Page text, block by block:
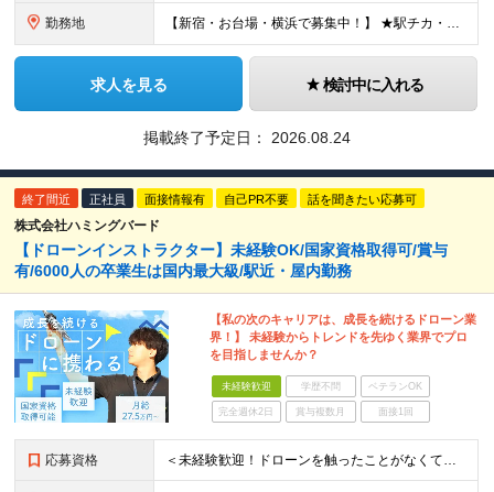
勤務地 【新宿・お台場・横浜で募集中！】 ★駅チカ・アクセス良好・屋内勤務★ 【お台場本校】 東京都港区台場1-7-1 アクアシティお台場3F 【新宿校】 東京都新宿区新宿5-16-4 新宿マルイ メン6
求人を見る 検討中に入れる
掲載終了予定日： 2026.08.24
終了間近 正社員 面接情報有 自己PR不要 話を聞きたい応募可
株式会社ハミングバード
【ドローンインストラクター】未経験OK/国家資格取得可/賞与
有/6000人の卒業生は国内最大級/駅近・屋内勤務
【私の次のキャリアは、成長を続けるドローン業
界！】 未経験からトレンドを先ゆく業界でプロ
を目指しませんか？
未経験歓迎 学歴不問 ベテランOK
完全週休2日 賞与複数月 面接1回
応募資格 ＜未経験歓迎！ドローンを触ったことがなくて不安という方もまずはご応募ください！＞ ◆高卒以上 ◆要普通自動車免許（AT限定可） ◆35歳までの方（若手層の長期キャリア形成のため） ＼下記に当てはま